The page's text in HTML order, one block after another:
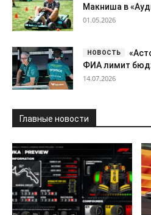
Макниша в
01.05.2026
ФИА лимит
14.07.2026
Главные новости